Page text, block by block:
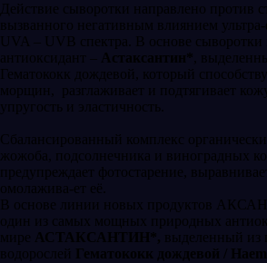
Действие сыворотки направлено против
вызванного негативным влиянием
UVA – UVB спектра. В основе
антиоксидант –
Астаксантин* ,
Гематококк дождевой, который
морщин, разглаживает и подтягивает
упругость и эластичность.
Сбалансированный комплекс
жожоба, подсолнечника и виноградных
предупреждает фотостарение,
омолажива-ет её.
В основе линии новых продуктов
один из самых мощных природных
мире АСТАКСАНТИН*, выделенный из
водорослей Гематококк дождевой /